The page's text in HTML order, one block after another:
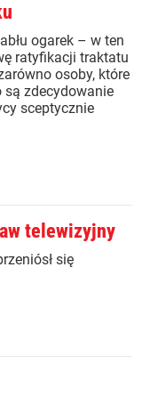
ogarek – w ten
ratyfikacji traktatu
osoby, które
są zdecydowanie
sceptycznie
telewizyjny
się